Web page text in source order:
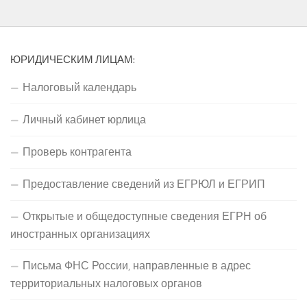
ЮРИДИЧЕСКИМ ЛИЦАМ:
Налоговый календарь
Личный кабинет юрлица
Проверь контрагента
Предоставление сведений из ЕГРЮЛ и ЕГРИП
Открытые и общедоступные сведения ЕГРН об
иностранных организациях
Письма ФНС России, направленные в адрес
территориальных налоговых органов